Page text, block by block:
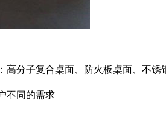
分子复合桌面、防火板桌面、不
不同的需求